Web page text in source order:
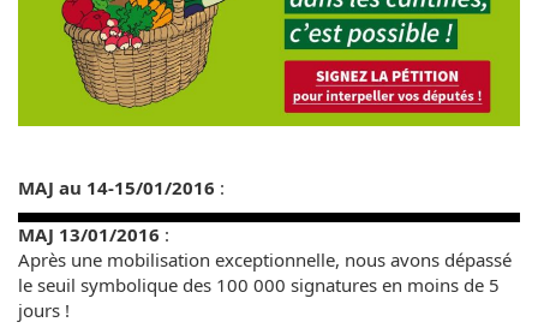
MAJ au 14-15/01/2016 :
MAJ 13/01/2016 :
Après une mobilisation exceptionnelle, nous avons dépassé
le seuil symbolique des 100 000 signatures en moins de 5
jours !